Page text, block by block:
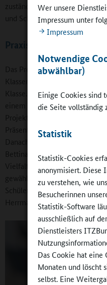
Wer unsere
Impressum unter
Impressum
Notwendige
abwählbar)
Einige Cookies sind
die Seite vollständig
Statistik
Statistik-Cookies
anonymisiert. Diese
zu verstehen, wie
Besucherinnen
Statistik-Software
ausschließlich auf
Dienstleisters
Das Cookie hat eine
Monaten und löscht
selbst. Eine
zuständig ist, drückt es so
und Schülern möglichst viele
Praxislernen mit
Das Projektlernen umfasst
Klassenstufen 5 bis 10,
Klasse. Sechs Wochen
einem übergeordneten Thema
Projektthemen – zunächst
Präsentation zu einem
Danach stellen alle ihre
Bettina Mende: „So lernen sie
Vielfalt der Unterthemen, die
gewählt werden.“ „Im
Schülerinnen und Schüler
Herrmann. „Und sie lernen,